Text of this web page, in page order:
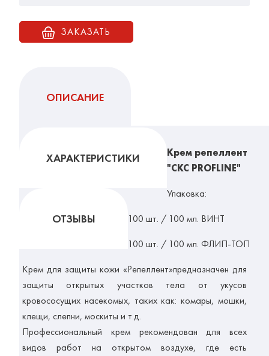
ЗАКАЗАТЬ
ОПИСАНИЕ
ХАРАКТЕРИСТИКИ
ОТЗЫВЫ
Крем репеллент
"CКС PROFLINE"
Упаковка:
100 шт. / 100 мл. ВИНТ
100 шт. / 100 мл. ФЛИП-ТОП
Крем для защиты кожи «Репеллент»предназначен для
защиты открытых участков тела от укусов
кровососущих насекомых, таких как: комары, мошки,
клещи, слепни, москиты и т.д.
Профессиональный крем рекомендован для всех
видов работ на открытом воздухе, где есть